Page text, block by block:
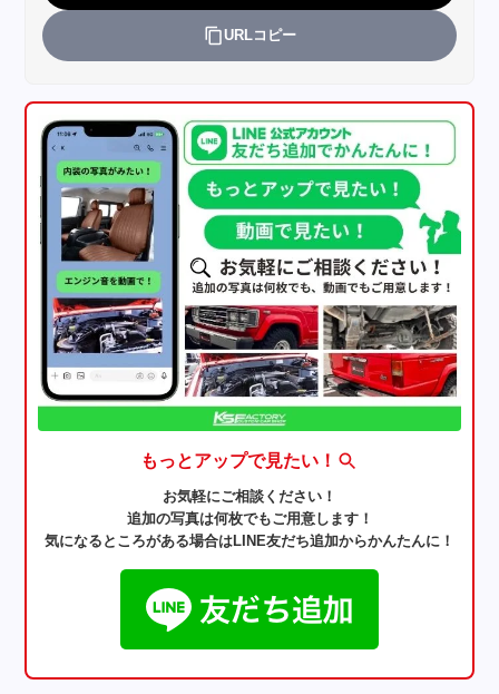
URLコピー
もっとアップで見たい！
お気軽にご相談ください！
追加の写真は何枚でもご用意します！
気になるところがある場合はLINE友だち追加からかんたんに！